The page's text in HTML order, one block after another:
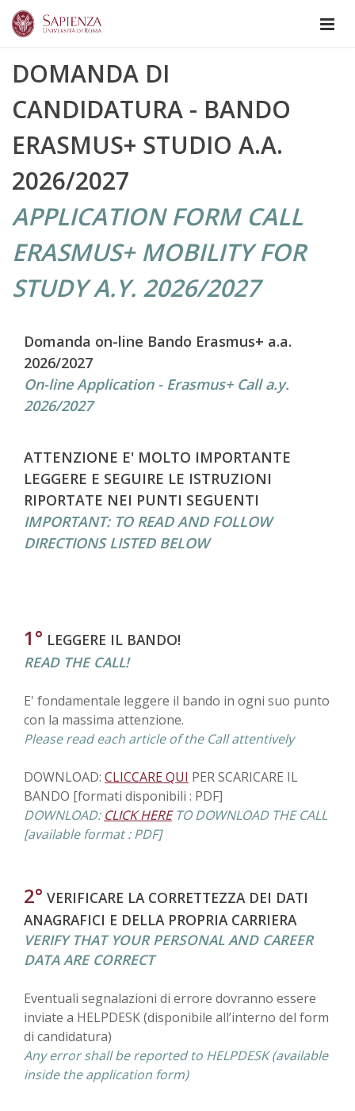
DOMANDA DI
CANDIDATURA - BANDO
ERASMUS+ STUDIO A.A.
2026/2027
APPLICATION FORM CALL
ERASMUS+ MOBILITY FOR
STUDY A.Y. 2026/2027
Domanda on-line Bando Erasmus+ a.a.
2026/2027
On-line Application - Erasmus+ Call a.y.
2026/2027
ATTENZIONE E' MOLTO IMPORTANTE
LEGGERE E SEGUIRE LE ISTRUZIONI
RIPORTATE NEI PUNTI SEGUENTI
IMPORTANT: TO READ AND FOLLOW
DIRECTIONS LISTED BELOW
1° LEGGERE IL BANDO!
READ THE CALL!
E' fondamentale leggere il bando in ogni suo punto
con la massima attenzione.
Please read each article of the Call attentively
DOWNLOAD: CLICCARE QUI PER SCARICARE IL
BANDO [formati disponibili : PDF]
DOWNLOAD: CLICK HERETO DOWNLOAD THE CALL
[available format : PDF]
2° VERIFICARE LA CORRETTEZZA DEI DATI
ANAGRAFICI E DELLA PROPRIA CARRIERA
VERIFY THAT YOUR PERSONAL AND CAREER
DATA ARE CORRECT
Eventuali segnalazioni di errore dovranno essere
inviate a HELPDESK (disponibile all’interno del form
di candidatura)
Any error shall be reported to HELPDESK (available
inside the application form)